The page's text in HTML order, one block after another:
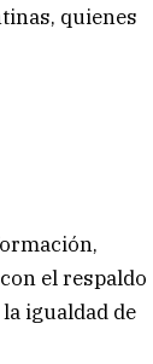
quienes
el respaldo
igualdad de